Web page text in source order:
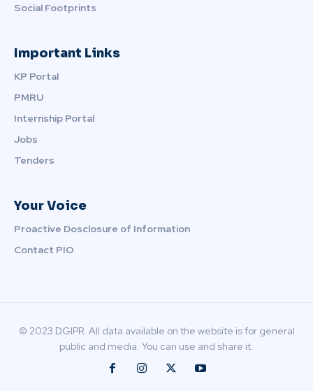
Social Footprints
Important Links
KP Portal
PMRU
Internship Portal
Jobs
Tenders
Your Voice
Proactive Dosclosure of Information
Contact PIO
© 2023 DGIPR. All data available on the website is for general
public and media. You can use and share it.